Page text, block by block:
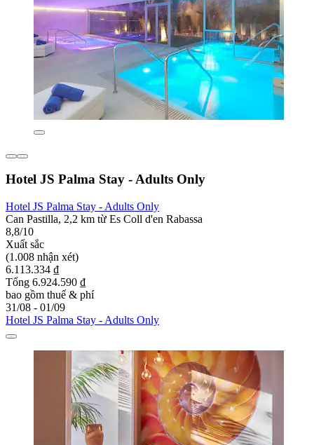
Hotel JS Palma Stay - Adults Only
Hotel JS Palma Stay - Adults Only
Can Pastilla, 2,2 km từ Es Coll d'en Rabassa
8,8/10
Xuất sắc
(1.008 nhận xét)
6.113.334 ₫
Tổng 6.924.590 ₫
bao gồm thuế & phí
31/08 - 01/09
Hotel JS Palma Stay - Adults Only